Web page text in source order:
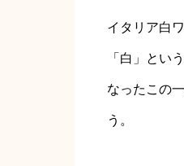
イタリア白
「白」とい
なったこの
う。